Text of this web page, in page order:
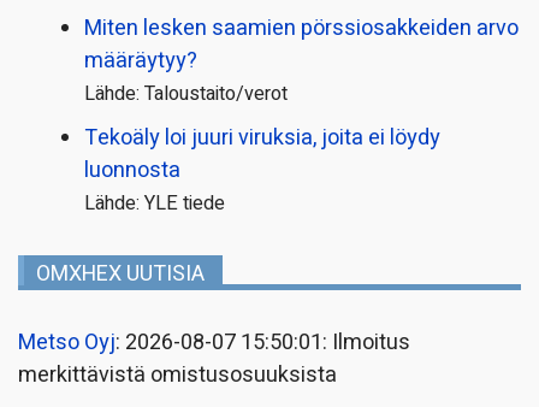
Miten lesken saamien pörssi­osakkeiden arvo
määräytyy?
Lähde: Taloustaito/verot
Tekoäly loi juuri viruksia, joita ei löydy
luonnosta
Lähde: YLE tiede
OMXHEX UUTISIA
Metso Oyj: 2026-08-07 15:50:01: Ilmoitus
merkittävistä omistusosuuksista